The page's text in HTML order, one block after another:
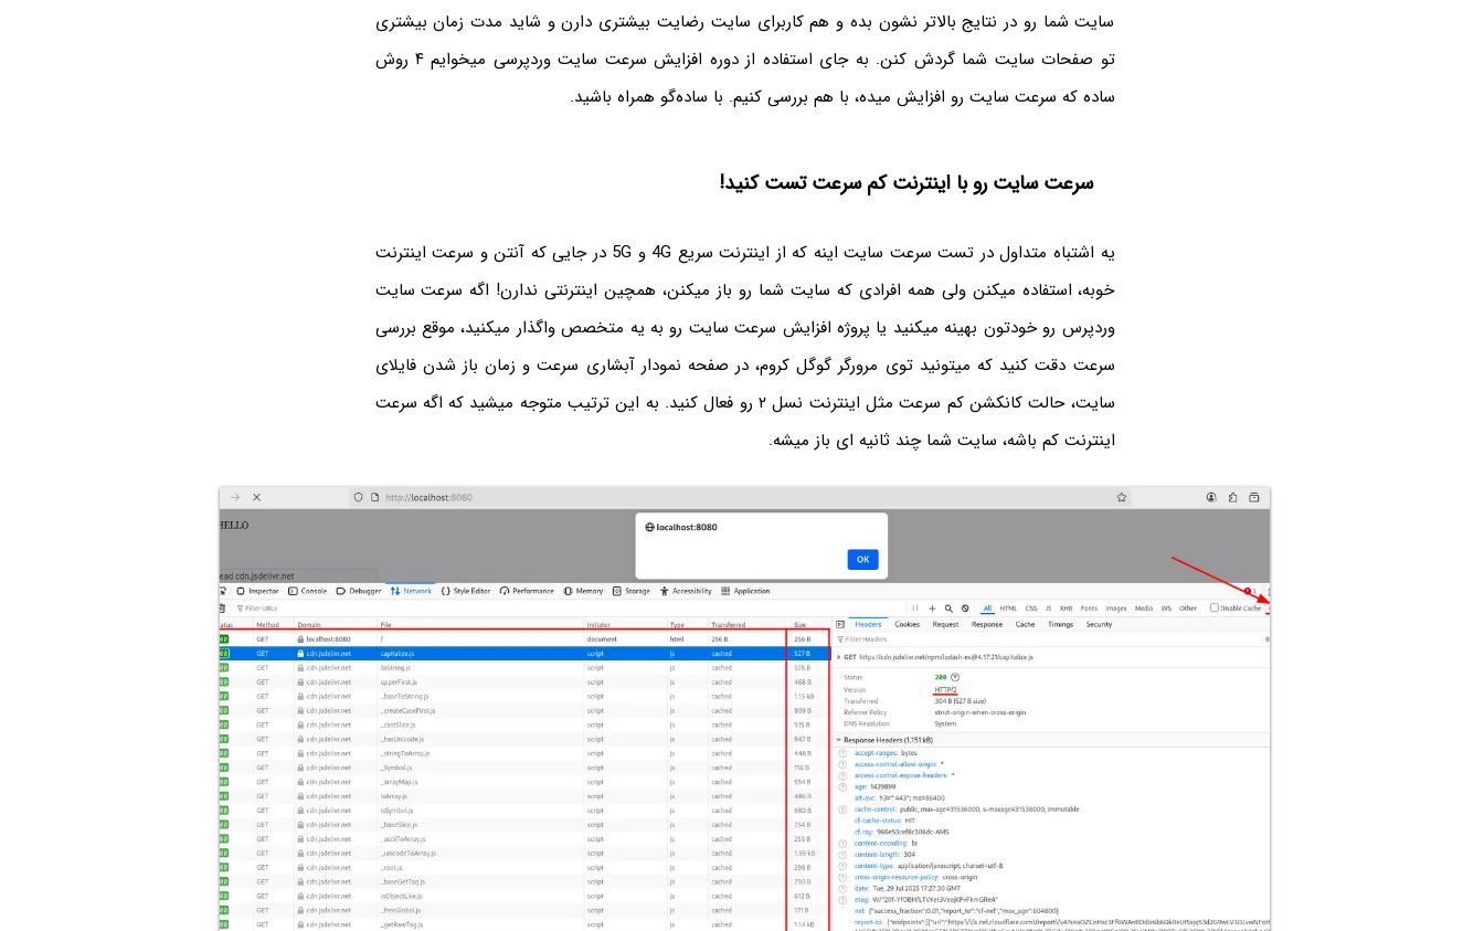
سایت شما رو در نتایج بالاتر نشون بده و هم کاربرای سایت رضایت بیشتری دارن و شاید مدت زمان بیشتری
تو صفحات سایت شما گردش کنن. به جای استفاده از دوره افزایش سرعت سایت وردپرسی میخوایم ۴ روش
ساده که سرعت سایت رو افزایش میده، با هم بررسی کنیم. با ساده‌گو همراه باشید.
سرعت سایت رو با اینترنت کم سرعت تست کنید!
یه اشتباه متداول در تست سرعت سایت اینه که از اینترنت سریع 4G و 5G در جایی که آنتن و سرعت اینترنت
خوبه، استفاده میکنن ولی همه افرادی که سایت شما رو باز میکنن، همچین اینترنتی ندارن! اگه سرعت سایت
وردپرس رو خودتون بهینه میکنید یا پروژه افزایش سرعت سایت رو به یه متخصص واگذار میکنید، موقع بررسی
سرعت دقت کنید که میتونید توی مرورگر گوگل کروم، در صفحه نمودار آبشاری سرعت و زمان باز شدن فایلای
سایت، حالت کانکشن کم سرعت مثل اینترنت نسل ۲ رو فعال کنید. به این ترتیب متوجه میشید که اگه سرعت
اینترنت کم باشه، سایت شما چند ثانیه ای باز میشه.